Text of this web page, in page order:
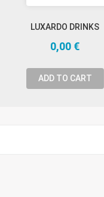
LUXARDO DRINKS
0,00 €
ADD TO CART